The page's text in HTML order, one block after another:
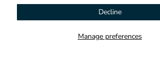
Manage preferences
Decline
Türkiye